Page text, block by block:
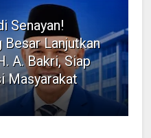
Senayan!
Lanjutkan
A. Bakri, Siap
Masyarakat